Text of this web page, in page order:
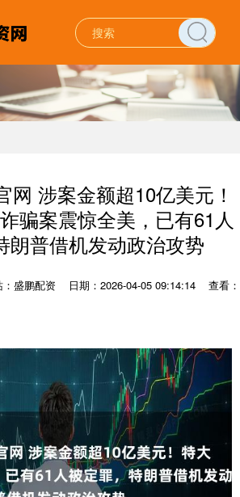
网 涉案金额超10亿美元！
骗案震惊全美，已有61人
朗普借机发动政治攻势
：盛鹏配资 日期：2026-04-05 09:14:14
查看：